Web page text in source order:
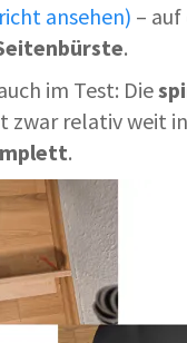
ansehen) – auf
.
im Test: Die
zwar relativ weit
.